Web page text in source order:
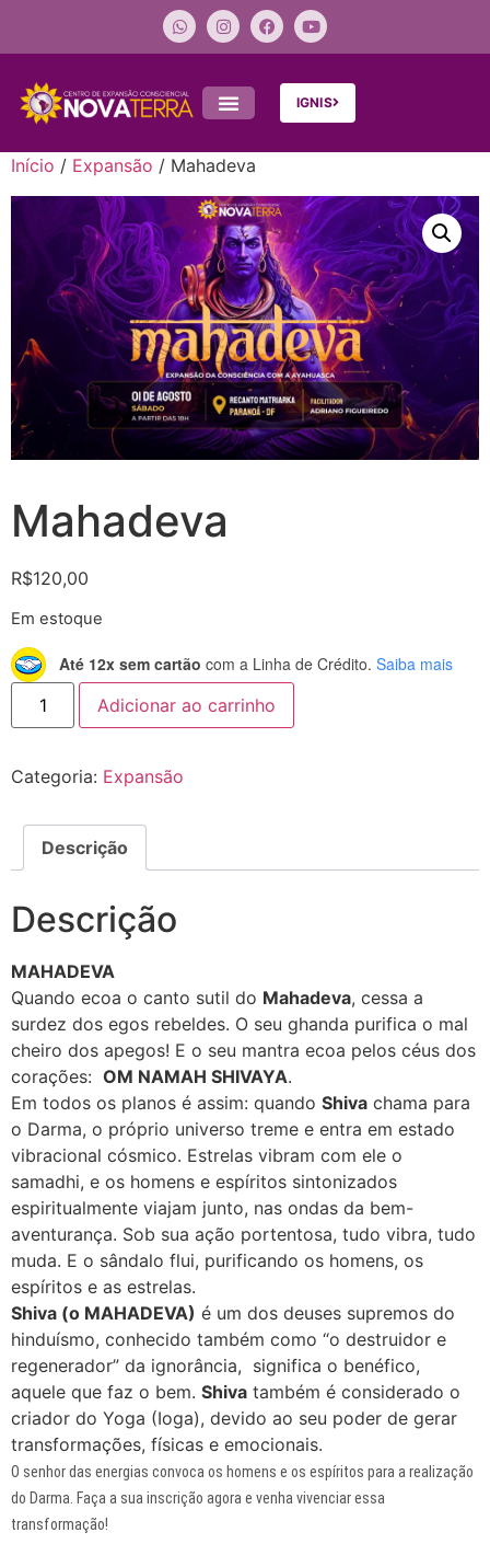
IGNIS
Início / Expansão / Mahadeva
Mahadeva
R$120,00
Em estoque
Até 12x sem cartão com a Linha de Crédito. Saiba mais
Adicionar ao carrinho
Categoria: Expansão
Descrição
Descrição
MAHADEVA
Quando ecoa o canto sutil do Mahadeva, cessa a
surdez dos egos rebeldes. O seu ghanda purifica o mal
cheiro dos apegos! E o seu mantra ecoa pelos céus dos
corações: OM NAMAH SHIVAYA.
Em todos os planos é assim: quando Shiva chama para
o Darma, o próprio universo treme e entra em estado
vibracional cósmico. Estrelas vibram com ele o
samadhi, e os homens e espíritos sintonizados
espiritualmente viajam junto, nas ondas da bem-
aventurança. Sob sua ação portentosa, tudo vibra, tudo
muda. E o sândalo flui, purificando os homens, os
espíritos e as estrelas.
Shiva (o MAHADEVA) é um dos deuses supremos do
hinduísmo, conhecido também como “o destruidor e
regenerador” da ignorância, significa o benéfico,
aquele que faz o bem. Shiva também é considerado o
criador do Yoga (Ioga), devido ao seu poder de gerar
transformações, físicas e emocionais.
O senhor das energias convoca os homens e os espíritos para a realização
do Darma. Faça a sua inscrição agora e venha vivenciar essa
transformação!